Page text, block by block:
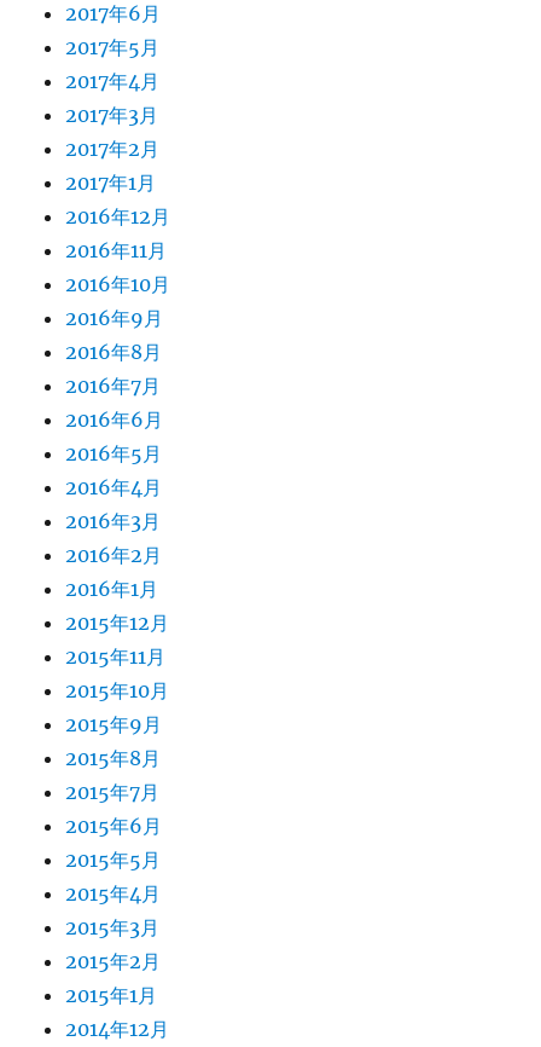
2017年6月
2017年5月
2017年4月
2017年3月
2017年2月
2017年1月
2016年12月
2016年11月
2016年10月
2016年9月
2016年8月
2016年7月
2016年6月
2016年5月
2016年4月
2016年3月
2016年2月
2016年1月
2015年12月
2015年11月
2015年10月
2015年9月
2015年8月
2015年7月
2015年6月
2015年5月
2015年4月
2015年3月
2015年2月
2015年1月
2014年12月